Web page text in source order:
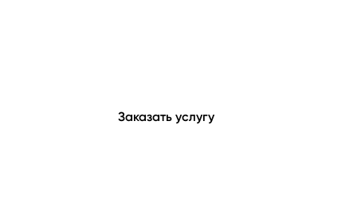
Заказать услугу